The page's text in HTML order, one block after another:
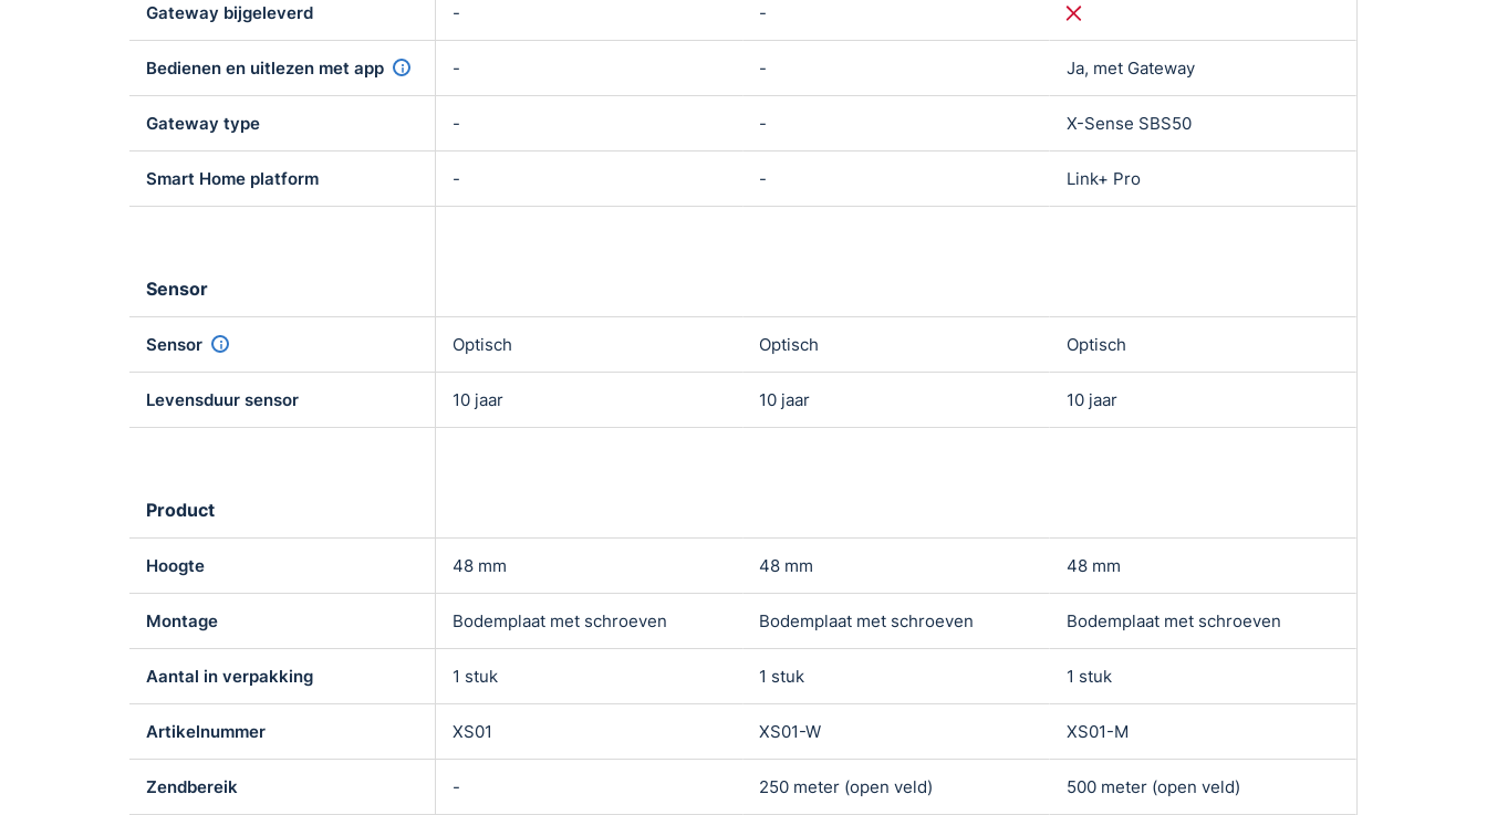
Gateway bijgeleverd
Bedienen en uitlezen met app
Gateway type
Smart Home platform
Sensor
Sensor
Levensduur sensor
Product
Hoogte
Montage
Aantal in verpakking
Artikelnummer
Zendbereik
-
-
-
-
Optisch
10 jaar
48 mm
Bodemplaat met schroeven
1 stuk
XS01
-
-
-
-
-
Optisch
10 jaar
48 mm
Bodemplaat met schroeven
1 stuk
XS01-W
250 meter (open veld)
Ja, met Gateway
X-Sense SBS50
Link+ Pro
Optisch
10 jaar
48 mm
Bodemplaat met schroeven
1 stuk
XS01-M
500 meter (open veld)